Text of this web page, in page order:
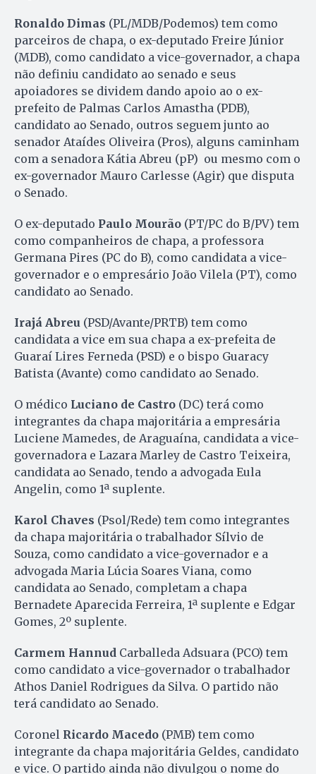
Ronaldo Dimas (PL/MDB/Podemos) tem como
parceiros de chapa, o ex-deputado Freire Júnior
(MDB), como candidato a vice-governador, a chapa
não definiu candidato ao senado e seus
apoiadores se dividem dando apoio ao o ex-
prefeito de Palmas Carlos Amastha (PDB),
candidato ao Senado, outros seguem junto ao
senador Ataídes Oliveira (Pros), alguns caminham
com a senadora Kátia Abreu (pP) ou mesmo com o
ex-governador Mauro Carlesse (Agir) que disputa
o Senado.
O ex-deputado Paulo Mourão (PT/PC do B/PV) tem
como companheiros de chapa, a professora
Germana Pires (PC do B), como candidata a vice-
governador e o empresário João Vilela (PT), como
candidato ao Senado.
Irajá Abreu (PSD/Avante/PRTB) tem como
candidata a vice em sua chapa a ex-prefeita de
Guaraí Lires Ferneda (PSD) e o bispo Guaracy
Batista (Avante) como candidato ao Senado.
O médico Luciano de Castro (DC) terá como
integrantes da chapa majoritária a empresária
Luciene Mamedes, de Araguaína, candidata a vice-
governadora e Lazara Marley de Castro Teixeira,
candidata ao Senado, tendo a advogada Eula
Angelin, como 1ª suplente.
Karol Chaves (Psol/Rede) tem como integrantes
da chapa majoritária o trabalhador Sílvio de
Souza, como candidato a vice-governador e a
advogada Maria Lúcia Soares Viana, como
candidata ao Senado, completam a chapa
Bernadete Aparecida Ferreira, 1ª suplente e Edgar
Gomes, 2º suplente.
Carmem Hannud Carballeda Adsuara (PCO) tem
como candidato a vice-governador o trabalhador
Athos Daniel Rodrigues da Silva. O partido não
terá candidato ao Senado.
Coronel Ricardo Macedo (PMB) tem como
integrante da chapa majoritária Geldes, candidato
e vice. O partido ainda não divulgou o nome do